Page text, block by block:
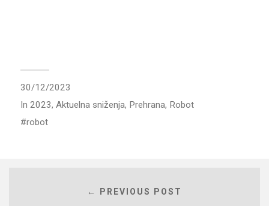
30/12/2023
In 2023, Aktuelna sniženja, Prehrana, Robot
robot
← PREVIOUS POST